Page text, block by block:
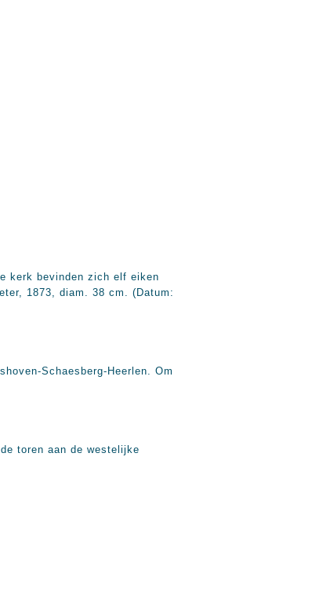
kerk bevinden zich elf eiken
1873, diam. 38 cm. (Datum:
Schaesberg-Heerlen. Om
toren aan de westelijke